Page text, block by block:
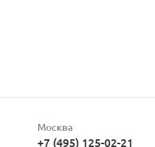
Москва
+7 (495) 125-02-21